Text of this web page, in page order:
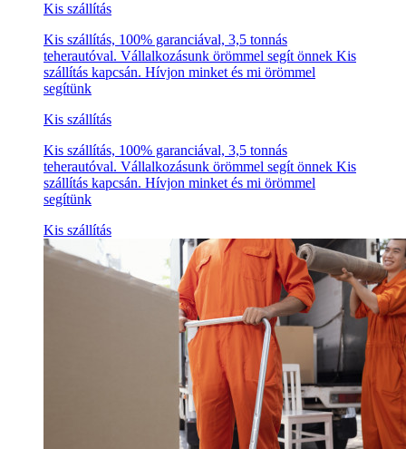
Kis szállítás
Kis szállítás, 100% garanciával, 3,5 tonnás
teherautóval. Vállalkozásunk örömmel segít önnek Kis
szállítás kapcsán. Hívjon minket és mi örömmel
segítünk
Kis szállítás
Kis szállítás, 100% garanciával, 3,5 tonnás
teherautóval. Vállalkozásunk örömmel segít önnek Kis
szállítás kapcsán. Hívjon minket és mi örömmel
segítünk
Kis szállítás